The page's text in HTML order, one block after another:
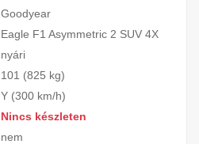
Goodyear
Eagle F1 Asymmetric 2 SUV 4X
nyári
101 (825 kg)
Y (300 km/h)
Nincs készleten
nem